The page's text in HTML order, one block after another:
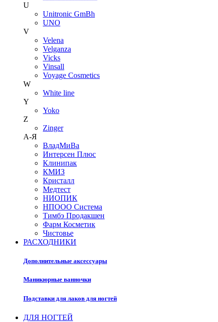
U
Unitroniс GmBh
UNO
V
Velena
Velganza
Vicks
Vinsall
Voyage Cosmetics
W
White line
Y
Yoko
Z
Zinger
А-Я
ВладМиВа
Интерсен Плюс
Клинипак
КМИЗ
Кристалл
Медтест
НИОПИК
НПООО Система
Тимбэ Продакшен
Фарм Косметик
Чистовье
РАСХОДНИКИ
Дополнительные аксессуары
Маникюрные ванночки
Подставки для лаков для ногтей
ДЛЯ НОГТЕЙ